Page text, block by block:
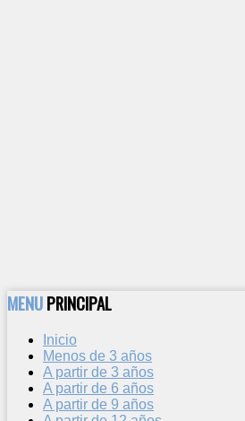
MENUPRINCIPAL
Inicio
Menos de 3 años
A partir de 3 años
A partir de 6 años
A partir de 9 años